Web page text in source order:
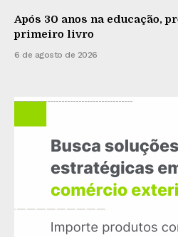
Após 30 anos na educação,
primeiro livro
6 de agosto de 2026